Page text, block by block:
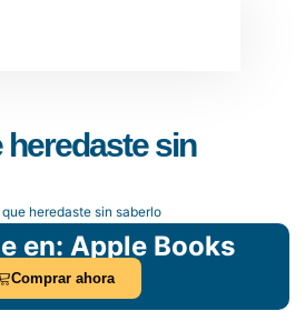
heredaste sin
que heredaste sin saberlo
en: Apple Books
Comprar ahora